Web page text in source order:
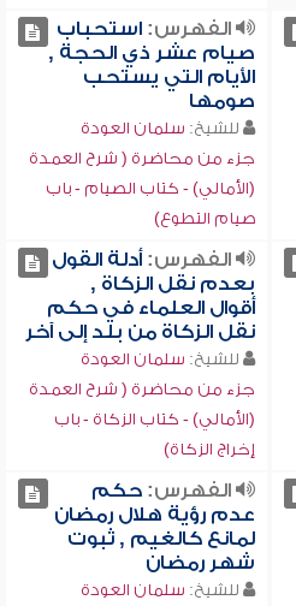
الفهرس:استحباب
صيام عشر ذي الحجة ,
الأيام التي يستحب
صومها
للشيخ: سلمان العودة
جزء من محاضرة ( شرح العمدة
(الأمالي) - كتاب الصيام - باب
صيام التطوع)
الفهرس:أدلة القول
بعدم نقل الزكاة ,
أقوال العلماء في حكم
نقل الزكاة من بلد إلى آخر
للشيخ: سلمان العودة
جزء من محاضرة ( شرح العمدة
(الأمالي) - كتاب الزكاة - باب
إخراج الزكاة)
الفهرس:حكم
عدم رؤية هلال رمضان
لمانع كالغيم , ثبوت
شهر رمضان
للشيخ: سلمان العودة